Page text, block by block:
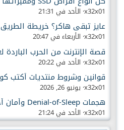
x32x01 الأحد في 21:31
x32x01 الأربعاء في 20:47
x32x01 الأحد في 20:22
x32x01 يونيو 26, 2026
x32x01 الأحد في 21:24